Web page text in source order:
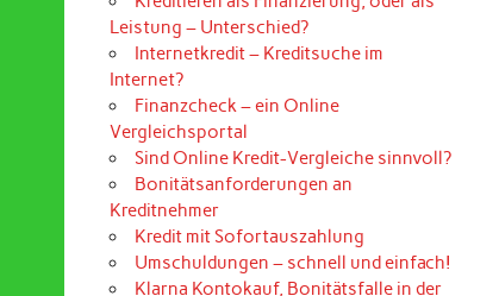
Leistung – Unterschied?
Internetkredit – Kreditsuche im
Internet?
Finanzcheck – ein Online
Vergleichsportal
Sind Online Kredit-Vergleiche sinnvoll?
Bonitätsanforderungen an
Kreditnehmer
Kredit mit Sofortauszahlung
Umschuldungen – schnell und einfach!
Klarna Kontokauf, Bonitätsfalle in der